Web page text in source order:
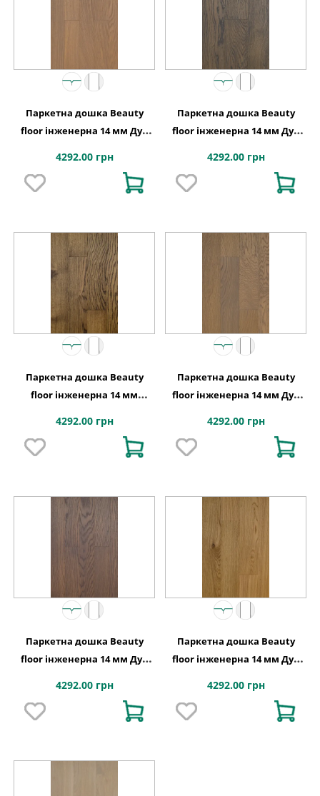
Паркетна дошка Beauty
floor інженерна 14 мм Дуб
4292.00 грн
Паркетна дошка Beauty
floor інженерна 14 мм Дуб
4292.00 грн
Паркетна дошка Beauty
floor інженерна 14 мм
4292.00 грн
Паркетна дошка Beauty
floor інженерна 14 мм Дуб
4292.00 грн
Паркетна дошка Beauty
floor інженерна 14 мм Дуб
4292.00 грн
Паркетна дошка Beauty
floor інженерна 14 мм Дуб
4292.00 грн